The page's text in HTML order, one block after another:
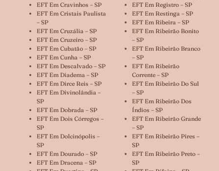
EFT Em Cravinhos – SP
EFT Em Cristais Paulista
– SP
EFT Em Cruzália – SP
EFT Em Cruzeiro – SP
EFT Em Cubatão – SP
EFT Em Cunha – SP
EFT Em Descalvado – SP
EFT Em Diadema – SP
EFT Em Dirce Reis – SP
EFT Em Divinolândia –
SP
EFT Em Dobrada – SP
EFT Em Dois Córregos –
SP
EFT Em Dolcinópolis –
SP
EFT Em Dourado – SP
EFT Em Dracena – SP
EFT Em Registro – SP
EFT Em Restinga – SP
EFT Em Ribeira – SP
EFT Em Ribeirão Bonito
– SP
EFT Em Ribeirão Branco
– SP
EFT Em Ribeirão
Corrente – SP
EFT Em Ribeirão Do Sul
– SP
EFT Em Ribeirão Dos
Índios – SP
EFT Em Ribeirão Grande
– SP
EFT Em Ribeirão Pires –
SP
EFT Em Ribeirão Preto –
SP